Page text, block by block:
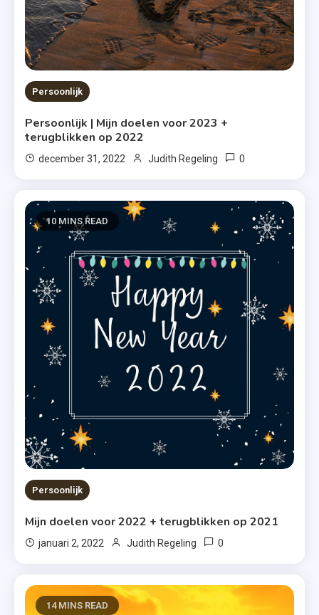
Persoonlijk
Persoonlijk | Mijn doelen voor 2023 +
terugblikken op 2022
december 31, 2022 Judith Regeling 0
10 MINS READ
Persoonlijk
Mijn doelen voor 2022 + terugblikken op 2021
januari 2, 2022 Judith Regeling 0
14 MINS READ